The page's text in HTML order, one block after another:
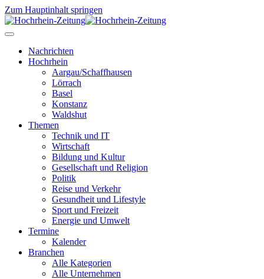
Zum Hauptinhalt springen
Nachrichten
Hochrhein
Aargau/Schaffhausen
Lörrach
Basel
Konstanz
Waldshut
Themen
Technik und IT
Wirtschaft
Bildung und Kultur
Gesellschaft und Religion
Politik
Reise und Verkehr
Gesundheit und Lifestyle
Sport und Freizeit
Energie und Umwelt
Termine
Kalender
Branchen
Alle Kategorien
Alle Unternehmen